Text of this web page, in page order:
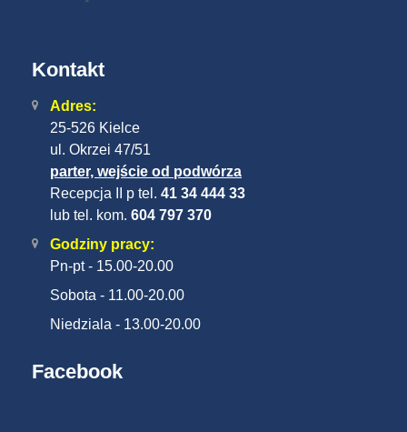
Kontakt
Adres:
25-526 Kielce
ul. Okrzei 47/51
parter, wejście od podwórza
Recepcja II p tel. 41 34 444 33
lub tel. kom. 604 797 370
Godziny pracy:
Pn-pt - 15.00-20.00
Sobota - 11.00-20.00
Niedziala - 13.00-20.00
Facebook